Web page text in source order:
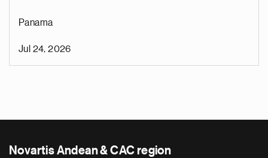
Panama
Jul 24, 2026
Novartis Andean & CAC region